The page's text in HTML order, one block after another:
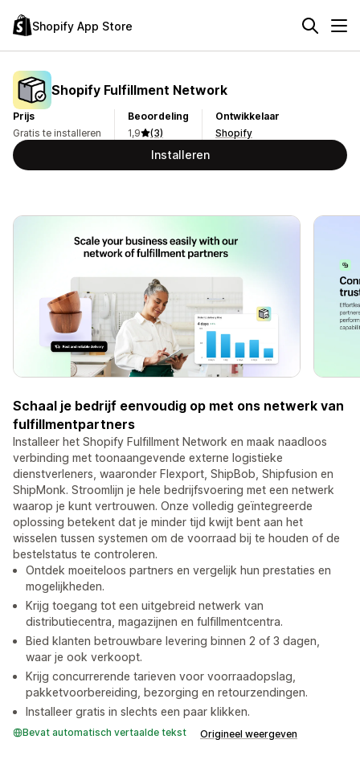
Shopify App Store
Shopify Fulfillment Network
Prijs
Gratis te installeren
Beoordeling
1,9
(3)
Ontwikkelaar
Shopify
Installeren
Schaal je bedrijf eenvoudig op met ons netwerk van
fulfillmentpartners
Installeer het Shopify Fulfillment Network en maak naadloos
verbinding met toonaangevende externe logistieke
dienstverleners, waaronder Flexport, ShipBob, Shipfusion en
ShipMonk. Stroomlijn je hele bedrijfsvoering met een netwerk
waarop je kunt vertrouwen. Onze volledig geïntegreerde
oplossing betekent dat je minder tijd kwijt bent aan het
wisselen tussen systemen om de voorraad bij te houden of de
bestelstatus te controleren.
Ontdek moeiteloos partners en vergelijk hun prestaties en
mogelijkheden.
Krijg toegang tot een uitgebreid netwerk van
distributiecentra, magazijnen en fulfillmentcentra.
Bied klanten betrouwbare levering binnen 2 of 3 dagen,
waar je ook verkoopt.
Krijg concurrerende tarieven voor voorraadopslag,
pakketvoorbereiding, bezorging en retourzendingen.
Installeer gratis in slechts een paar klikken.
Bevat automatisch vertaalde tekst Origineel weergeven